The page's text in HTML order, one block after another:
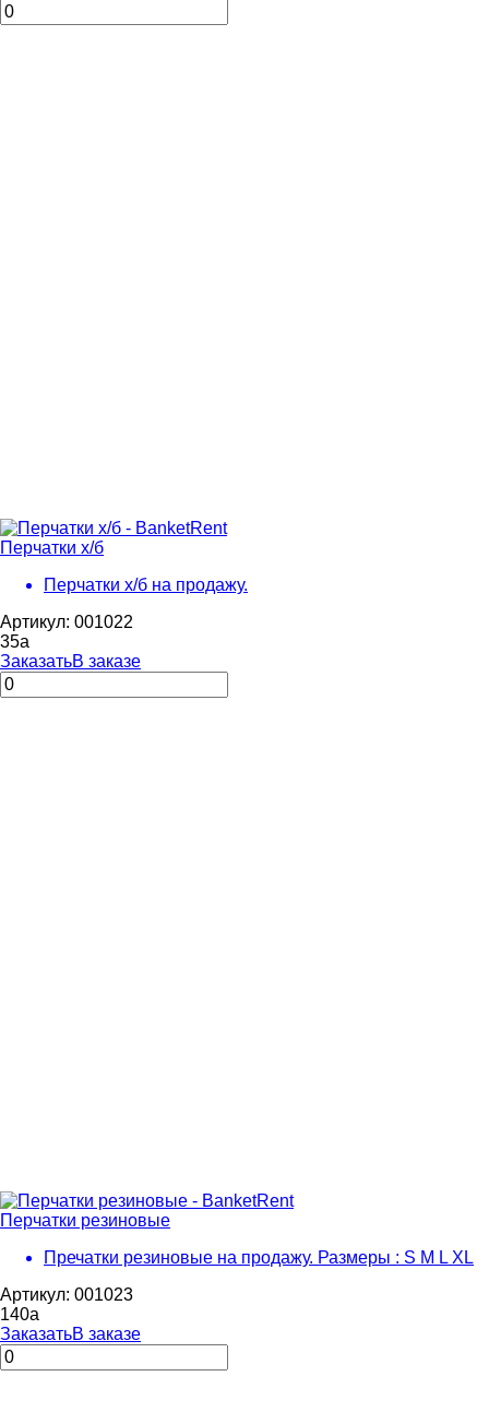
Перчатки х/б
Перчатки х/б на продажу.
Артикул: 001022
35a
ЗаказатьВ заказе
Перчатки резиновые
Пречатки резиновые на продажу. Размеры : S M L XL
Артикул: 001023
140a
ЗаказатьВ заказе